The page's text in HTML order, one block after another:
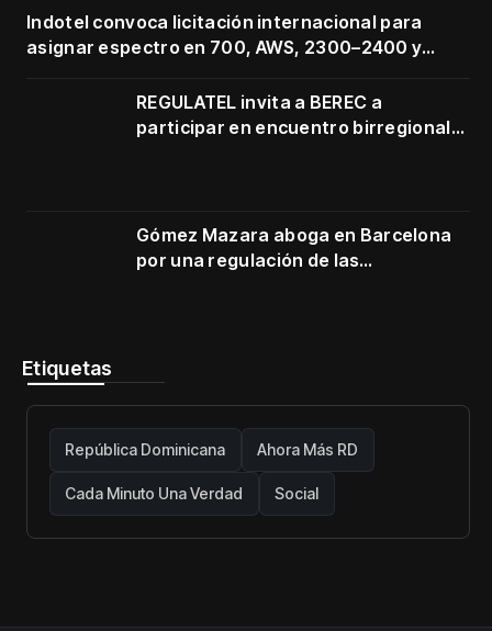
Indotel convoca licitación internacional para
asignar espectro en 700, AWS, 2300–2400 y
REGULATEL invita a BEREC a
participar en encuentro birregional
Gómez Mazara aboga en Barcelona
por una regulación de las
Etiquetas
República Dominicana Ahora Más RD
Cada Minuto Una Verdad Social